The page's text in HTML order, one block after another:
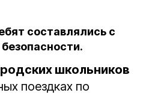
составлялись с
школьников
поездках по